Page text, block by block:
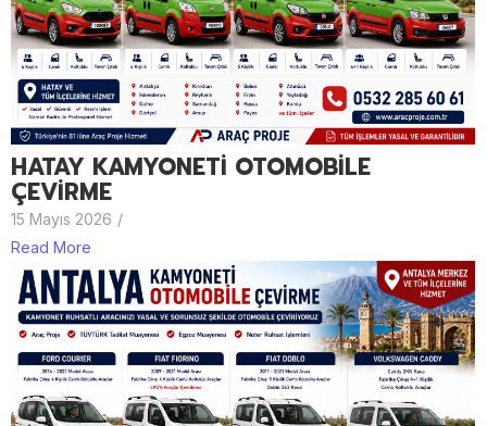
HATAY KAMYONETİ OTOMOBİLE
ÇEVİRME
15 Mayıs 2026 /
Read More